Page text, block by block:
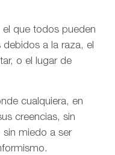
que todos pueden
debidos a la raza, el
o el lugar de
cualquiera, en
creencias, sin
sin miedo a ser